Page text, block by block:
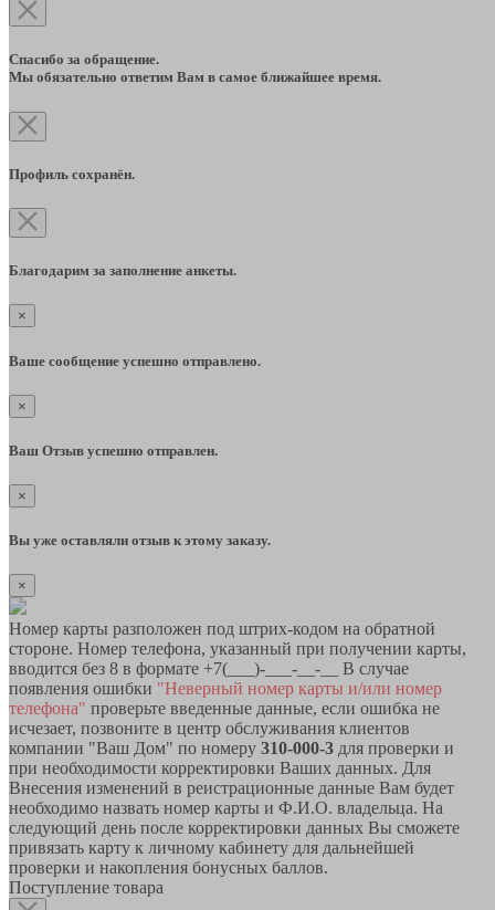
Спасибо за обращение.
Мы обязательно ответим Вам в самое ближайшее время.
Профиль сохранён.
Благодарим за заполнение анкеты.
×
Ваше сообщение успешно отправлено.
×
Ваш Отзыв успешно отправлен.
×
Вы уже оставляли отзыв к этому заказу.
×
Номер карты разположен под штрих-кодом на обратной
стороне. Номер телефона, указанный при получении карты,
вводится без 8 в формате +7(___)-___-__-__ В случае
появления ошибки "Неверный номер карты и/или номер
телефона" проверьте введенные данные, если ошибка не
исчезает, позвоните в центр обслуживания клиентов
компании "Ваш Дом" по номеру 310-000-3 для проверки и
при необходимости корректировки Ваших данных. Для
Внесения изменений в реистрационные данные Вам будет
необходимо назвать номер карты и Ф.И.О. владельца. На
следующий день после корректировки данных Вы сможете
привязать карту к личному кабинету для дальнейшей
проверки и накопления бонусных баллов.
Поступление товара